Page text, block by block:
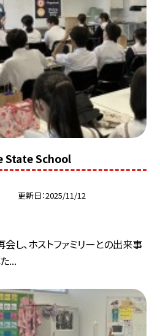
State School
更新日 2025/11/12
し、ホストファミリーとの出来事
...